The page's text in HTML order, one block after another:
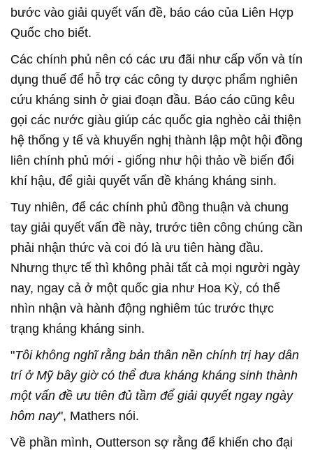
bước vào giải quyết vấn đề, báo cáo của Liên Hợp
Quốc cho biết.
Các chính phủ nên có các ưu đãi như cấp vốn và tín
dụng thuế để hỗ trợ các công ty dược phẩm nghiên
cứu kháng sinh ở giai đoạn đầu. Báo cáo cũng kêu
gọi các nước giàu giúp các quốc gia nghèo cải thiện
hệ thống y tế và khuyến nghị thành lập một hội đồng
liên chính phủ mới - giống như hội thảo về biến đổi
khí hậu, để giải quyết vấn đề kháng kháng sinh.
Tuy nhiên, để các chính phủ đồng thuận và chung
tay giải quyết vấn đề này, trước tiên công chúng cần
phải nhận thức và coi đó là ưu tiên hàng đầu.
Nhưng thực tế thì không phải tất cả mọi người ngày
nay, ngay cả ở một quốc gia như Hoa Kỳ, có thể
nhìn nhận và hành động nghiêm túc trước thực
trạng kháng kháng sinh.
"Tôi không nghĩ rằng bản thân nền chính trị hay dân
trí ở Mỹ bây giờ có thể đưa kháng kháng sinh thành
một vấn đề ưu tiên đủ tầm để giải quyết ngay ngày
hôm nay", Mathers nói.
Về phần mình, Outterson sợ rằng để khiến cho đại